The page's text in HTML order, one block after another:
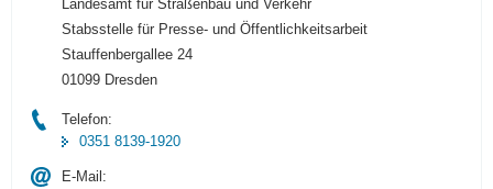
Landesamt für Straßenbau und Verkehr
Stabsstelle für Presse- und Öffentlichkeitsarbeit
Stauffenbergallee 24
01099 Dresden
Telefon:
0351 8139-1920
E-Mail: